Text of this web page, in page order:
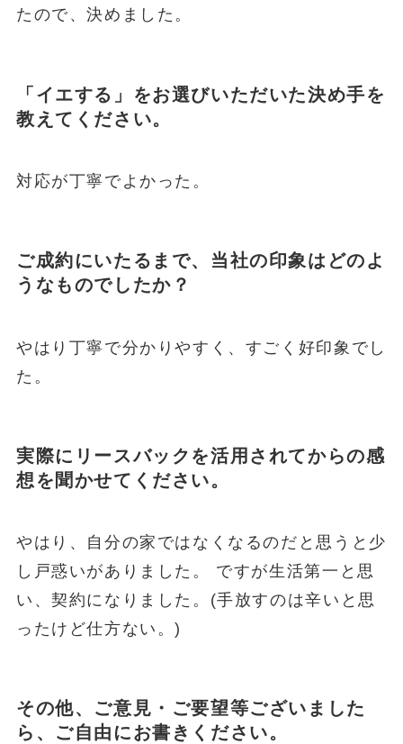
たので、決めました。
「イエする」をお選びいただいた決め手を
教えてください。
対応が丁寧でよかった。
ご成約にいたるまで、当社の印象はどのよ
うなものでしたか？
やはり丁寧で分かりやすく、すごく好印象でし
た。
実際にリースバックを活用されてからの感
想を聞かせてください。
やはり、自分の家ではなくなるのだと思うと少
し戸惑いがありました。 ですが生活第一と思
い、契約になりました。(手放すのは辛いと思
ったけど仕方ない。)
その他、ご意見・ご要望等ございました
ら、ご自由にお書きください。